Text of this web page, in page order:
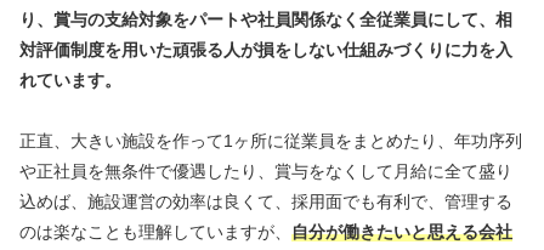
り、賞与の支給対象をパートや社員関係なく全従業員にして、相
対評価制度を用いた頑張る人が損をしない仕組みづくりに力を入
れています。
正直、大きい施設を作って1ヶ所に従業員をまとめたり、年功序列
や正社員を無条件で優遇したり、賞与をなくして月給に全て盛り
込めば、施設運営の効率は良くて、採用面でも有利で、管理する
のは楽なことも理解していますが、 自分が働きたいと思える会社